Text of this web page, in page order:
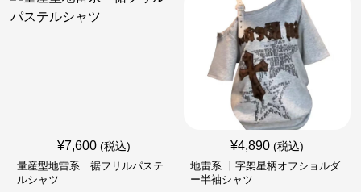
¥7,600 (税込)
量産型地雷系 裾フリルパステ
ルシャツ
¥4,890 (税込)
地雷系 十字架星柄オフショルダ
ー半袖シャツ